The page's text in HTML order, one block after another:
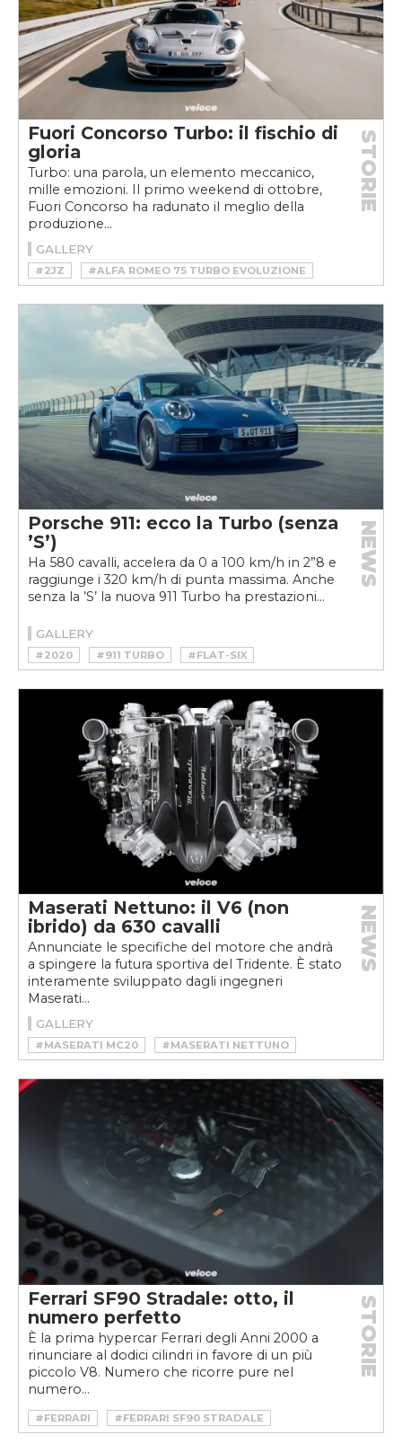
Fuori Concorso Turbo: il fischio di
gloria
Turbo: una parola, un elemento meccanico,
mille emozioni. Il primo weekend di ottobre,
Fuori Concorso ha radunato il meglio della
produzione...
STORIE
GALLERY
#2JZ
#ALFA ROMEO 75 TURBO EVOLUZIONE
#FUORI CONCORSO
#FUORI CONCORSO TURBO
#FUORI CONCORSO TURBO 2021
#HOMOLOGATION SPECIAL
#LANCIA HYENA
#PEUGEOT 205 TURBO 16
#PORSCHE 911 GT1 STRASSENVERSION
#TOYOTA 2JZ
#TOYOTA SUPRA
Porsche 911: ecco la Turbo (senza
’S’)
Ha 580 cavalli, accelera da 0 a 100 km/h in 2”8 e
raggiunge i 320 km/h di punta massima. Anche
senza la ’S’ la nuova 911 Turbo ha prestazioni...
NEWS
GALLERY
#2020 #911 TURBO
#FLAT-SIX
#PORSCHE
#PORSCHE 911
#PORSCHE 911 TURBO
#SPORTSCAR
Maserati Nettuno: il V6 (non
ibrido) da 630 cavalli
Annunciate le specifiche del motore che andrà
a spingere la futura sportiva del Tridente. È stato
interamente sviluppato dagli ingegneri
Maserati...
NEWS
GALLERY
#MASERATI MC20
#MASERATI NETTUNO
#MC20
#TURBO #V6
Ferrari SF90 Stradale: otto, il
numero perfetto
È la prima hypercar Ferrari degli Anni 2000 a
rinunciare al dodici cilindri in favore di un più
piccolo V8. Numero che ricorre pure nel
numero...
STORIE
#FERRARI
#FERRARI SF90 STRADALE
#HYBRID
#HYPERCAR #IBRIDA